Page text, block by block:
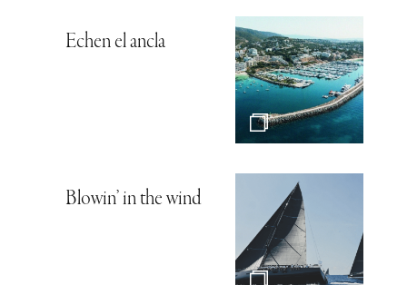
Echen el ancla
Blowin’ in the wind